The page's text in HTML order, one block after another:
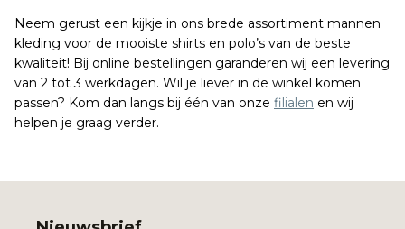
Neem gerust een kijkje in ons brede assortiment mannen
kleding voor de mooiste shirts en polo’s van de beste
kwaliteit! Bij online bestellingen garanderen wij een levering
van 2 tot 3 werkdagen. Wil je liever in de winkel komen
passen? Kom dan langs bij één van onze filialen en wij
helpen je graag verder.